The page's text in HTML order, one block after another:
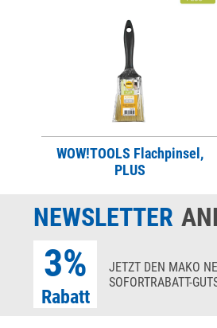
WOW!TOOLS Flachpinsel,
PLUS
NEWSLETTER
3%
Rabatt
JETZT DEN MAKO
SOFORTRABATT-